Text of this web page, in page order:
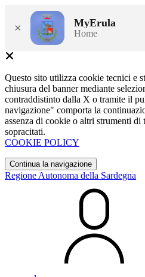
× MyErula
Home
Questo sito utilizza cookie tecnici e
chiusura del banner mediante
contraddistinto dalla X o tramite il
navigazione" comporta la
assenza di cookie o altri strumenti
sopracitati.
COOKIE POLICY
Continua la navigazione
Regione Autonoma della Sardegna